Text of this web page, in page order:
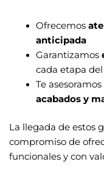
Ofrecemos
anticipada
Garantizamos
cada etapa
Te
acabados y
La llegada de estos
compromiso de
funcionales y con